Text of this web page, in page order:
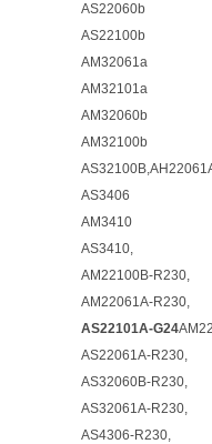
AS22060b
AS22100b
AM32061a
AM32101a
AM32060b
AM32100b
AS3406
AM3410
AS3410,
AM22100B-R230,
AM22061A-R230,
AS22101A-G24
AS22061A-R230,
AS32060B-R230,
AS32061A-R230,
AS4306-R230,